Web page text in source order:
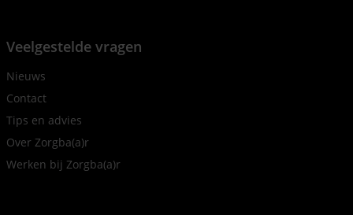
Veelgestelde vragen
Nieuws
Contact
Tips en advies
Over Zorgba(a)r
Werken bij Zorgba(a)r